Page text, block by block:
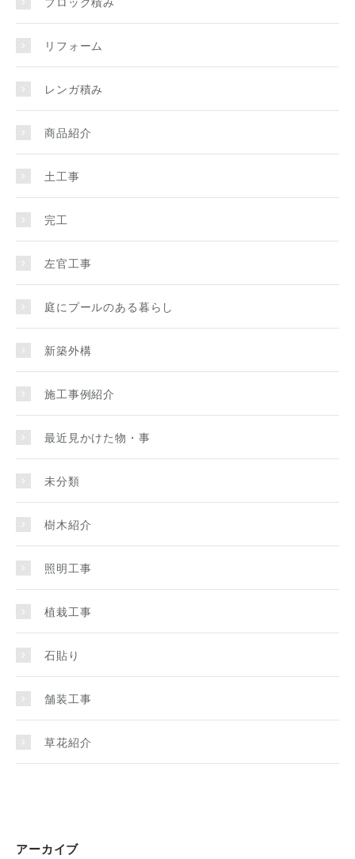
リフォーム
レンガ積み
商品紹介
土工事
完工
左官工事
庭にプールのある暮らし
新築外構
施工事例紹介
最近見かけた物・事
未分類
樹木紹介
照明工事
植栽工事
石貼り
舗装工事
草花紹介
アーカイブ